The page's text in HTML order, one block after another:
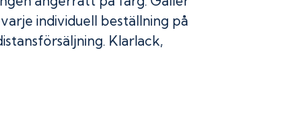
individuell beställning på
Klarlack,